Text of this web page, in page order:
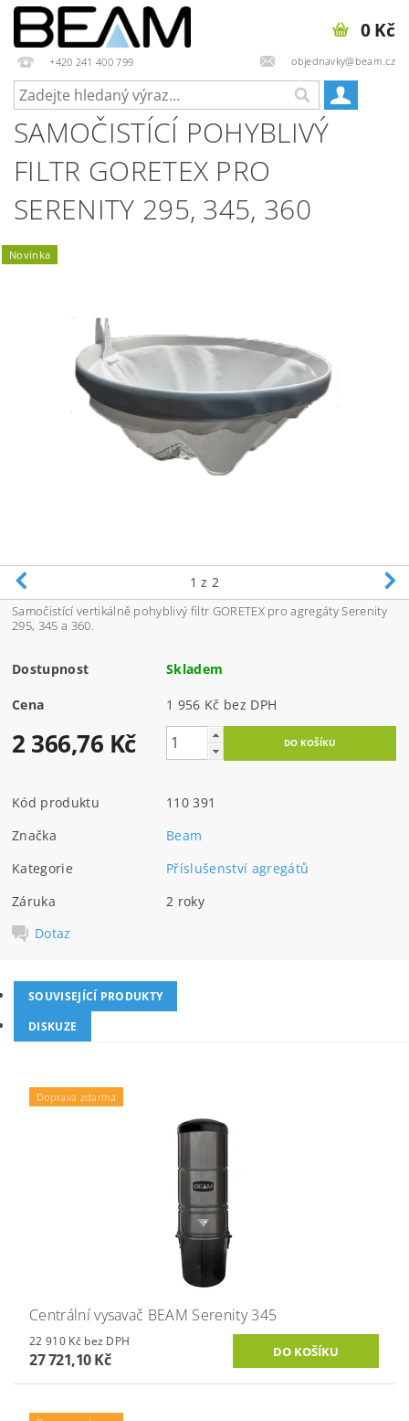
+420 241 400 799 objednavky@beam.cz
0 Kč
SAMOČISTÍCÍ POHYBLIVÝ
FILTR GORETEX PRO
SERENITY 295, 345, 360
Novinka
1 z 2
Samočistící vertikálně pohyblivý filtr GORETEX pro agregáty Serenity
295, 345 a 360.
Dostupnost Skladem
Cena 1 956 Kč bez DPH
2 366,76 Kč
Kód produktu
110 391
Značka
Beam
Kategorie
Příslušenství agregátů
Záruka
2 roky
Dotaz
SOUVISEJÍCÍ PRODUKTY
DISKUZE
Doprava zdarma
Centrální vysavač BEAM Serenity 345
22 910 Kč bez DPH
27 721,10 Kč